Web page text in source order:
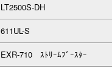
LT2500S-DH
611UL-S
EXR-710 ｽﾄﾘｰﾑﾌﾞｰｽﾀｰ